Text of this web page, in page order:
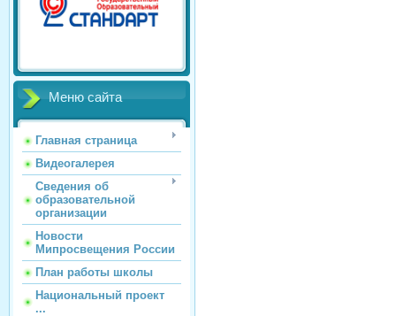
Меню сайта
Главная страница
Видеогалерея
Сведения об
образовательной
организации
Новости
Мипросвещения России
План работы школы
Национальный проект
...